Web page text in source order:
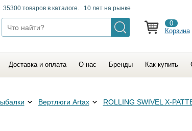
35300 товаров в каталоге. 10 лет на рынке
0
Корзина
Доставка и оплата О нас Бренды Как купить
Вертлюги Artax
ROLLING SWIVEL X-